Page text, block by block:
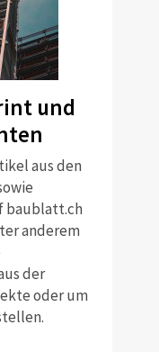
und
aus den
baublatt.ch
anderem
der
oder um